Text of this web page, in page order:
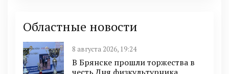
Областные новости
8 августа 2026, 19:24
В Брянске прошли торжества в